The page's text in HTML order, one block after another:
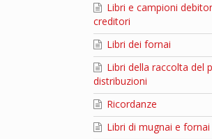
Libri e campioni
creditori
Libri dei fornai
Libri della raccolta del
distribuzioni
Ricordanze
Libri di mugnai e fornai